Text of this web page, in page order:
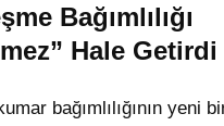
Bağımlılığı
Hale Getirdi
bağımlılığının yeni